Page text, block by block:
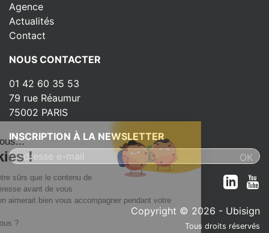
Agence
Actualités
Contact
NOUS CONTACTER
01 42 60 35 53
79 rue Réaumur
75002 PARIS
INSCRIPTION À LA NEWSLETTER
Copyright © 2026 - Ubisign
Tous droits réservés
c'est nous...
Cookies !
attendu d'être sûrs que le contenu de
vous intéresse avant de vous
mais on aimerait bien vous accompagner pendant votre
OK pour vous ?